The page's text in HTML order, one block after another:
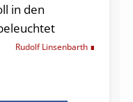
in den
Rudolf Linsenbarth